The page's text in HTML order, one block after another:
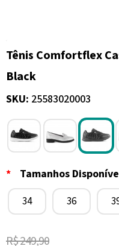
Tênis Comfortflex
Black
SKU: 25583020003
* Tamanhos
34 36
R$ 249,90